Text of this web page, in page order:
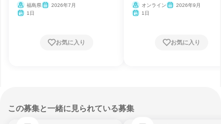
福島県
2026年7月
1日
お気に入り
オンライン
2026年9月
1日
お気に入り
この募集と一緒に見られている募集